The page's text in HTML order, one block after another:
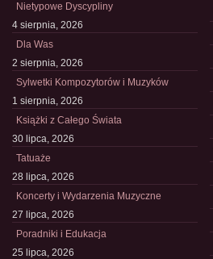
Nietypowe Dyscypliny
4 sierpnia, 2026
Dla Was
2 sierpnia, 2026
Sylwetki Kompozytorów i Muzyków
1 sierpnia, 2026
Książki z Całego Świata
30 lipca, 2026
Tatuaże
28 lipca, 2026
Koncerty i Wydarzenia Muzyczne
27 lipca, 2026
Poradniki i Edukacja
25 lipca, 2026